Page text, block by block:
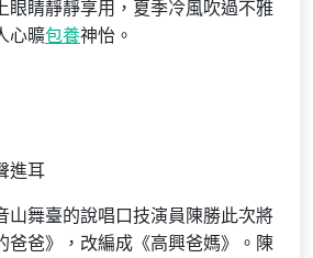
眼睛靜靜享用，夏季冷風吹過不雅
心曠包養神怡。
進耳
舞臺的說唱口技演員陳勝此次將
爸爸》，改編成《高興爸媽》。陳